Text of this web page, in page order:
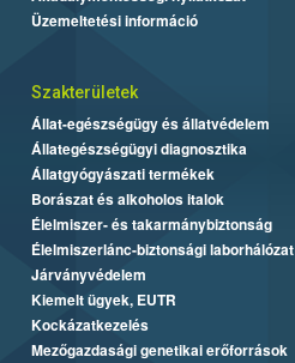
Üzemeltetési információ
Szakterületek
Állat-egészségügy és állatvédelem
Állategészségügyi diagnosztika
Állatgyógyászati termékek
Borászat és alkoholos italok
Élelmiszer- és takarmánybiztonság
Élelmiszerlánc-biztonsági laborhálózat
Járványvédelem
Kiemelt ügyek, EUTR
Kockázatkezelés
Mezőgazdasági genetikai erőforrások